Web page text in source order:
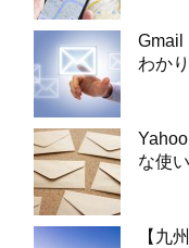
Gmail
わか
な使
【九